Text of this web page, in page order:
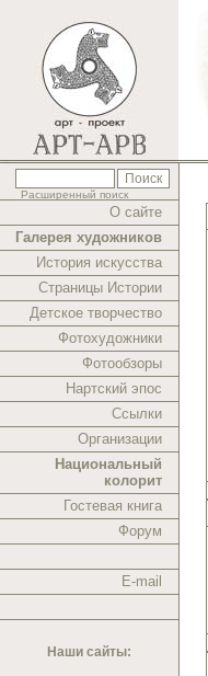
Расширенный поиск
О сайте
Галерея художников
История искусства
Страницы Истории
Детское творчество
Фотохудожники
Фотообзоры
Нартский эпос
Ссылки
Организации
Национальный
колорит
Гостевая книга
Форум
E-mail
Наши сайты: